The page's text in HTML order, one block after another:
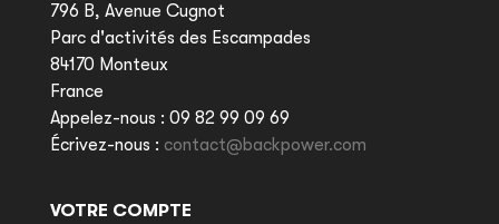
796 B, Avenue Cugnot
Parc d'activités des Escampades
84170 Monteux
France
Appelez-nous : 09 82 99 09 69
Écrivez-nous : contact@backpower.com
VOTRE COMPTE